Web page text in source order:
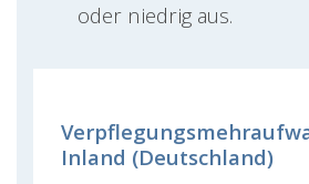
oder niedrig aus.
Inland (Deutschland)